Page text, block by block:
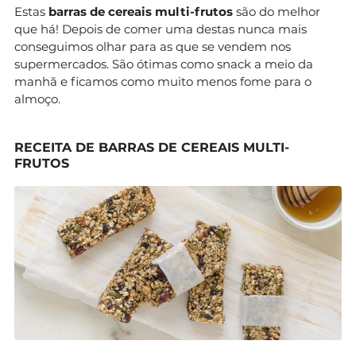
Estas barras de cereais multi-frutos são do melhor
que há! Depois de comer uma destas nunca mais
conseguimos olhar para as que se vendem nos
supermercados. São ótimas como snack a meio da
manhã e ficamos como muito menos fome para o
almoço.
RECEITA DE BARRAS DE CEREAIS MULTI-
FRUTOS